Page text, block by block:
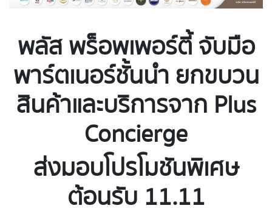
พลัส พร็อพเพอร์ตี้ จับมือ
พาร์ตเนอร์ชั้นนำ ยกขบวน
สินค้าและบริการจาก Plus
Concierge
ส่งมอบโปรโมชันพิเศษ
ต้อนรับ 11.11